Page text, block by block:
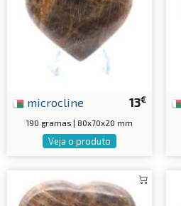
13€
microcline
190 gramas | 80x70x20 mm
Veja o produto